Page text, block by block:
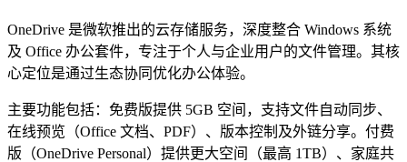
OneDrive 是微软推出的云存储服务，深度整合 Windows 系统
及 Office 办公套件，专注于个人与企业用户的文件管理。其核
心定位是通过生态协同优化办公体验。
主要功能包括：免费版提供 5GB 空间，支持文件自动同步、
在线预览（Office 文档、PDF）、版本控制及外链分享。付费
版（OneDrive Personal）提供更大空间（最高 1TB）、家庭共